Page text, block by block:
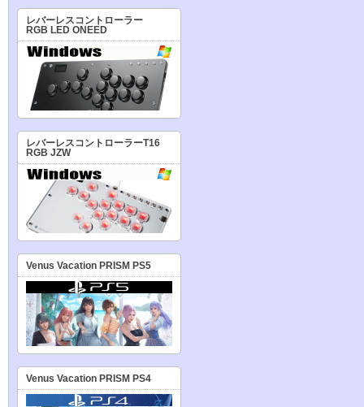
レバーレスコントローラー
RGB LED ONEED
レバーレスコントローラーT16
RGB JZW
Venus Vacation PRISM PS5
Venus Vacation PRISM PS4